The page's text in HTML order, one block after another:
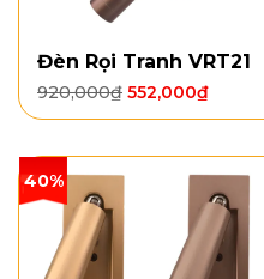
Đèn Rọi Tranh VRT21
920,000₫ 552,000₫
40%